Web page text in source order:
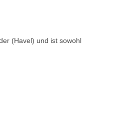
(Havel) und ist sowohl